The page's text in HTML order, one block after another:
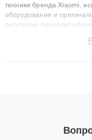
техники бренда Xiaomi,
оборудование и
регулярно проходит
технику с сохранением